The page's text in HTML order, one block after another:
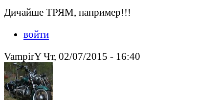
Дичайше ТРЯМ, например!!!
войти
VampirY Чт, 02/07/2015 - 16:40